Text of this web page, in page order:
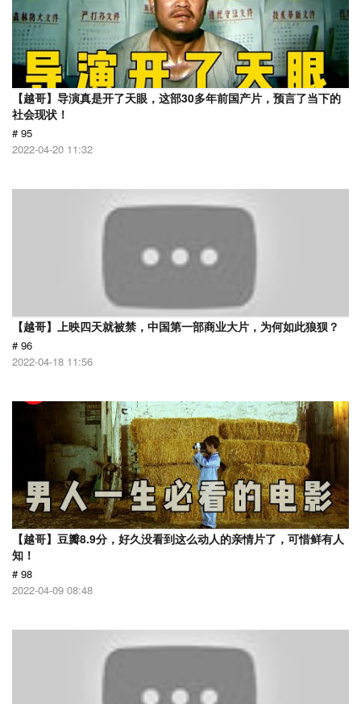
【越哥】导演真是开了天眼，这部30多年前国产片，预言了当下的
社会现状！
# 95
2022-04-20 11:32
【越哥】上映四天就被禁，中国第一部商业大片，为何如此狼狈？
# 96
2022-04-18 11:56
【越哥】豆瓣8.9分，好久没看到这么动人的亲情片了，可惜鲜有人
知！
# 98
2022-04-09 08:48